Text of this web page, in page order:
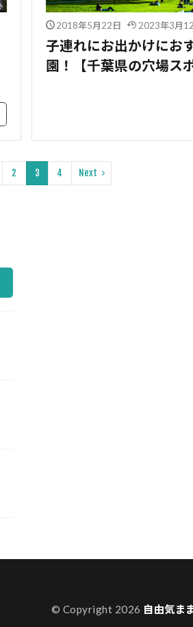
2018年5月22日 2023年3月
子連れにお出かけにお
園！【千葉県の穴場ス
2 3 4 Next
© Copyright 2026 自由気ま